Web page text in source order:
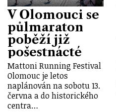
V Olomouci se
půlmaraton
poběží již
pošestnácté
Mattoni Running Festival
Olomouc je letos
naplánován na sobotu 13.
června a do historického
centra…